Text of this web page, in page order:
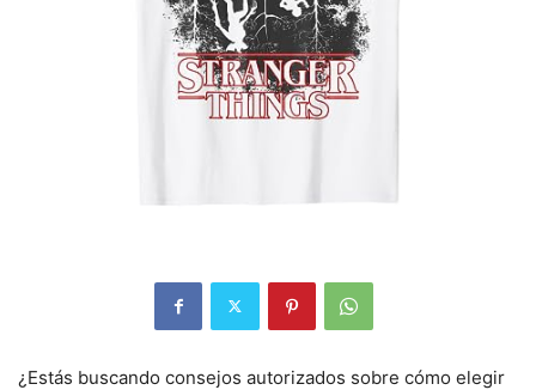
¿Estás buscando consejos autorizados sobre cómo elegir